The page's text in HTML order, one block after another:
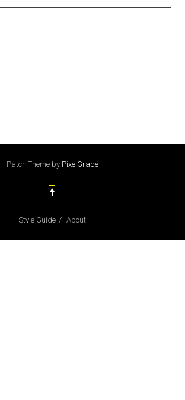
Patch Theme by PixelGrade
Style Guide About